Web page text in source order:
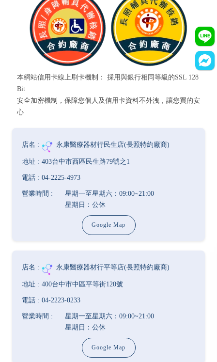
本網站信用卡線上刷卡機制： 採用與銀行相同等級的SSL 128
Bit
安全加密機制，保障您個人及信用卡資料不外洩，讓您買的安
心
永康醫療器材行民生店(長照特約廠商)
403台中市西區民生路79號之1
04-2225-4973
星期一至星期六：09:00~21:00
星期日：公休
Google Map
永康醫療器材行平等店(長照特約廠商)
400台中市中區平等街120號
04-2223-0233
星期一至星期六：09:00~21:00
星期日：公休
Google Map